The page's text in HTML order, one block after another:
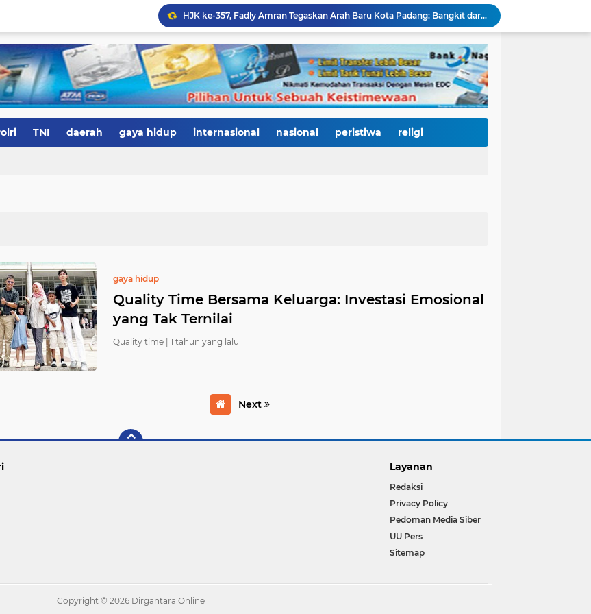
HJK ke-357, Fadly Amran Tegaskan Arah Baru Kota Padang: Bangkit dari Bencana, Melaju Menjadi Kota Pendidikan, Pariwisata, dan Perdagangan Bertaraf Dunia
Ratusan Pelajar Padang Antusias Kunjungi KRI Teluk Kendari, Belajar Langsung Dunia Kemaritiman dan Pertahanan Negara
Ribuan Warga Padati Pantai Cimpago, Festival Pawai Telong-Telong HJK Padang ke-357 Tampilkan Semangat Budaya, Persatuan, dan Optimisme Menuju Kota Gastronomi Dunia
Ribuan Warga Padati Danau Cimpago, Festival Telong-Telong HJK Padang ke-357 Tuai Pujian dan Harapan untuk Terus Dilestarikan
Perkuat Tata Kelola Rumah Sakit Daerah, RS M. Djamil Dampingi RSUD dr. Sadikin Pariaman Wujudkan Layanan Kesehatan Berkualitas
Di Balik Gemerlap Telong-Telong, RS M. Djamil Menyalakan Cahaya Kesadaran Kesehatan untuk Warga Padang
HJK Padang ke-357 Berubah Jadi Gerakan Kemanusiaan, Pemko Hadirkan "Road to Gastronomy Charity" untuk Bantu Korban Banjir
TNI daerah gaya hidup internasional nasional peristiwa religi
gaya hidup
Quality Time Bersama Keluarga: Investasi Emosional
yang Tak Ternilai
Quality time | 1 tahun yang lalu
Next
Layanan
Redaksi
Privacy Policy
Pedoman Media Siber
UU Pers
Sitemap
Copyright © 2026 Dirgantara Online